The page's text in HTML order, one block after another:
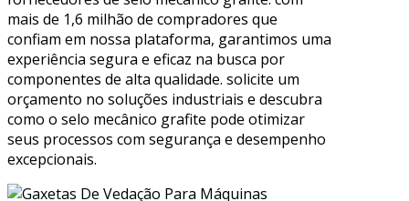
mais de 1,6 milhão de compradores que
confiam em nossa plataforma, garantimos uma
experiência segura e eficaz na busca por
componentes de alta qualidade. solicite um
orçamento no soluções industriais e descubra
como o selo mecânico grafite pode otimizar
seus processos com segurança e desempenho
excepcionais.